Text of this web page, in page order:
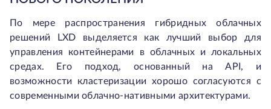
По мере распространения гибридных облачных
решений LXD выделяется как лучший выбор для
управления контейнерами в облачных и локальных
средах. Его подход, основанный на API, и
возможности кластеризации хорошо согласуются с
современными облачно-нативными архитектурами.